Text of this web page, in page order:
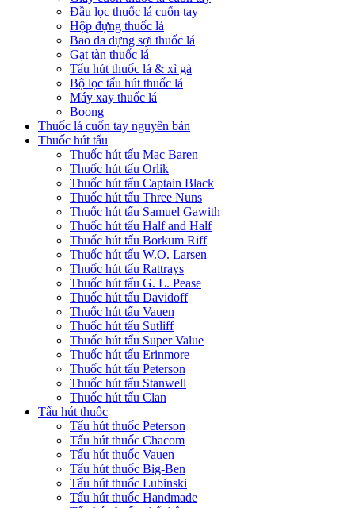
Đầu lọc thuốc lá cuốn tay
Hộp đựng thuốc lá
Bao da đựng sợi thuốc lá
Gạt tàn thuốc lá
Tẩu hút thuốc lá & xì gà
Bộ lọc tẩu hút thuốc lá
Máy xay thuốc lá
Boong
Thuốc lá cuốn tay nguyên bản
Thuốc hút tẩu
Thuốc hút tẩu Mac Baren
Thuốc hút tẩu Orlik
Thuốc hút tẩu Captain Black
Thuốc hút tẩu Three Nuns
Thuốc hút tẩu Samuel Gawith
Thuốc hút tẩu Half and Half
Thuốc hút tẩu Borkum Riff
Thuốc hút tẩu W.O. Larsen
Thuốc hút tẩu Rattrays
Thuốc hút tẩu G. L. Pease
Thuốc hút tẩu Davidoff
Thuốc hút tẩu Vauen
Thuốc hút tẩu Sutliff
Thuốc hút tẩu Super Value
Thuốc hút tẩu Erinmore
Thuốc hút tẩu Peterson
Thuốc hút tẩu Stanwell
Thuốc hút tẩu Clan
Tẩu hút thuốc
Tẩu hút thuốc Peterson
Tẩu hút thuốc Chacom
Tẩu hút thuốc Vauen
Tẩu hút thuốc Big-Ben
Tẩu hút thuốc Lubinski
Tẩu hút thuốc Handmade